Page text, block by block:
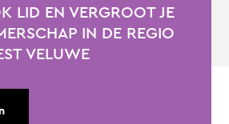
LID EN VERGROOT JE
IN DE REGIO
VELUWE